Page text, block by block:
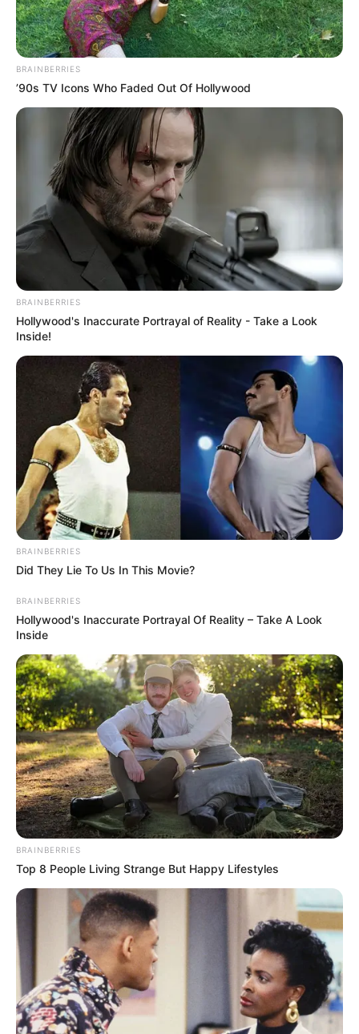
BRAINBERRIES
’90s TV Icons Who Faded Out Of Hollywood
BRAINBERRIES
Hollywood's Inaccurate Portrayal of Reality - Take a Look
Inside!
BRAINBERRIES
Did They Lie To Us In This Movie?
BRAINBERRIES
Hollywood's Inaccurate Portrayal Of Reality – Take A Look
Inside
BRAINBERRIES
Top 8 People Living Strange But Happy Lifestyles